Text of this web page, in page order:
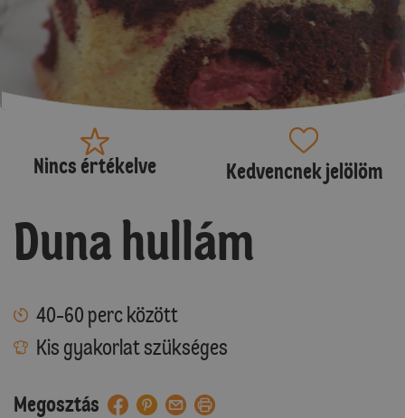
Nincs értékelve Kedvencnek jelölöm
Duna hullám
40-60 perc között
Kis gyakorlat szükséges
Megosztás